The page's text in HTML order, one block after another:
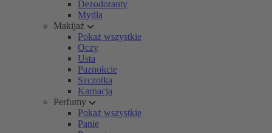
Dezodoranty
Mydła
Makijaż
Pokaż wszystkie
Oczy
Usta
Paznokcie
Szczotka
Karnacja
Perfumy
Pokaż wszystkie
Panie